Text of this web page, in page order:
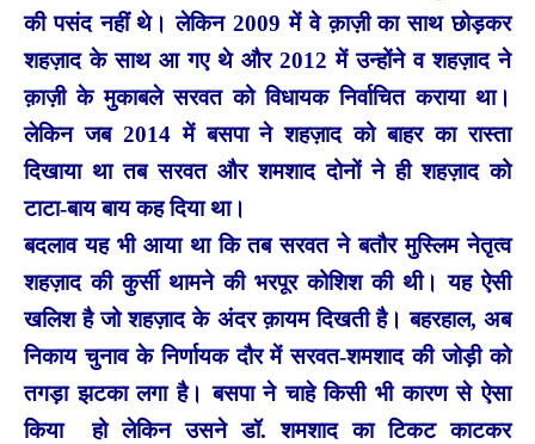
की पसंद नहीं थे। लेकिन 2009 में वे क़ाज़ी का साथ छोड़कर
शहज़ाद के साथ आ गए थे और 2012 में उन्होंने व शहज़ाद ने
क़ाज़ी के मुकाबले सरवत को विधायक निर्वाचित कराया था।
लेकिन जब 2014 में बसपा ने शहज़ाद को बाहर का रास्ता
दिखाया था तब सरवत और शमशाद दोनों ने ही शहज़ाद को
टाटा-बाय बाय कह दिया था।
बदलाव यह भी आया था कि तब सरवत ने बतौर मुस्लिम नेतृत्व
शहज़ाद की कुर्सी थामने की भरपूर कोशिश की थी। यह ऐसी
खलिश है जो शहज़ाद के अंदर क़ायम दिखती है। बहरहाल, अब
निकाय चुनाव के निर्णायक दौर में सरवत-शमशाद की जोड़ी को
तगड़ा झटका लगा है। बसपा ने चाहे किसी भी कारण से ऐसा
किया हो लेकिन उसने डॉ. शमशाद का टिकट काटकर